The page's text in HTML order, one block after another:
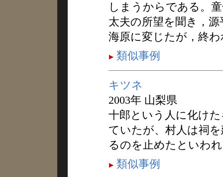
しまうからである。
太夫の所望を聞き，
海原に変じたが，終
類似事例
キツネ
2003年 山梨県
十郎という人に化け
ていたが、村人は祠
るのを止めたといわ
類似事例